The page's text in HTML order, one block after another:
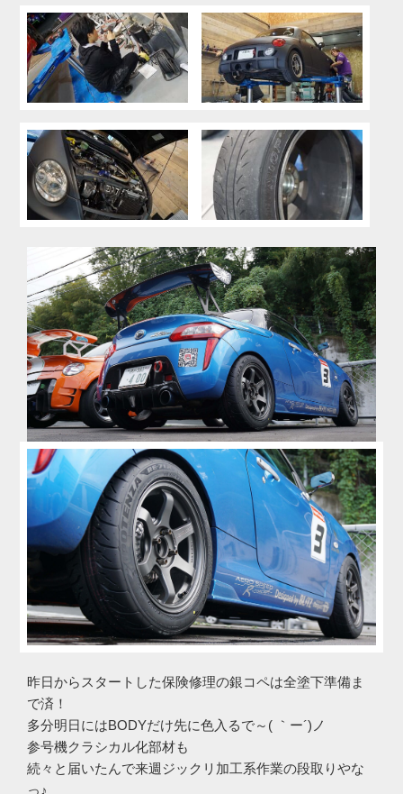
昨日からスタートした保険修理の銀コペは全塗下準備ま
で済！
多分明日にはBODYだけ先に色入るで～( ｀ー´)ノ
参号機クラシカル化部材も
続々と届いたんで来週ジックリ加工系作業の段取りやな
っ♪